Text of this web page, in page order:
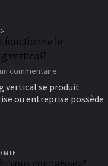
bon
fonctionne le
vertical?
commentaire
fonctionne
le
vertical se produit
ou entreprise possède